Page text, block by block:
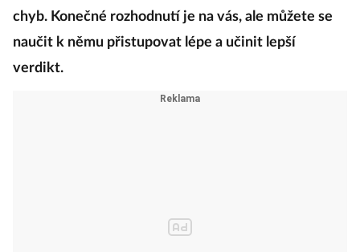
chyb. Konečné rozhodnutí je na vás, ale můžete se
naučit k němu přistupovat lépe a učinit lepší
verdikt.